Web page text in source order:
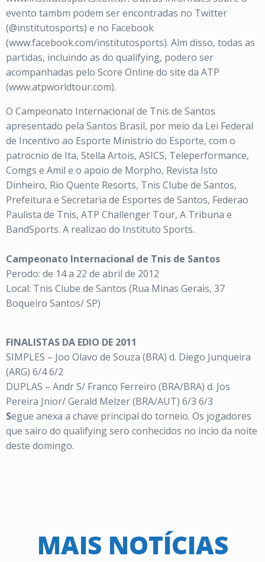
evento tambm podem ser encontradas no Twitter
(@institutosports) e no Facebook
(www.facebook.com/institutosports). Alm disso, todas as
partidas, incluindo as do qualifying, podero ser
acompanhadas pelo Score Online do site da ATP
(www.atpworldtour.com).
O Campeonato Internacional de Tnis de Santos
apresentado pela Santos Brasil, por meio da Lei Federal
de Incentivo ao Esporte Ministrio do Esporte, com o
patrocnio de Ita, Stella Artois, ASICS, Teleperformance,
Comgs e Amil e o apoio de Morpho, Revista Isto
Dinheiro, Rio Quente Resorts, Tnis Clube de Santos,
Prefeitura e Secretaria de Esportes de Santos, Federao
Paulista de Tnis, ATP Challenger Tour, A Tribuna e
BandSports. A realizao do Instituto Sports.
Campeonato Internacional de Tnis de Santos
Perodo: de 14 a 22 de abril de 2012
Local: Tnis Clube de Santos (Rua Minas Gerais, 37
Boqueiro Santos/ SP)
FINALISTAS DA EDIO DE 2011
SIMPLES – Joo Olavo de Souza (BRA) d. Diego Junqueira
(ARG) 6/4 6/2
DUPLAS – Andr S/ Franco Ferreiro (BRA/BRA) d. Jos
Pereira Jnior/ Gerald Melzer (BRA/AUT) 6/3 6/3
Segue anexa a chave principal do torneio. Os jogadores
que sairo do qualifying sero conhecidos no incio da noite
deste domingo.
MAIS NOTÍCIAS